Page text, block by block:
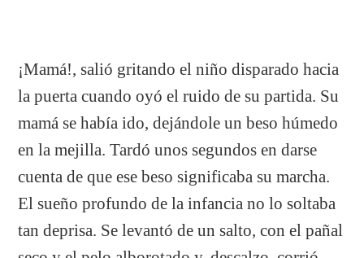
¡Mamá!, salió gritando el niño disparado hacia
la puerta cuando oyó el ruido de su partida. Su
mamá se había ido, dejándole un beso húmedo
en la mejilla. Tardó unos segundos en darse
cuenta de que ese beso significaba su marcha.
El sueño profundo de la infancia no lo soltaba
tan deprisa. Se levantó de un salto, con el pañal